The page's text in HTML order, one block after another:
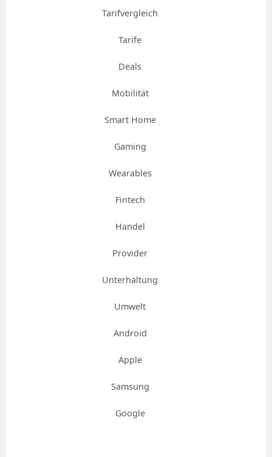
Tarifvergleich
Tarife
Deals
Mobilität
Smart Home
Gaming
Wearables
Fintech
Handel
Provider
Unterhaltung
Umwelt
Android
Apple
Samsung
Google